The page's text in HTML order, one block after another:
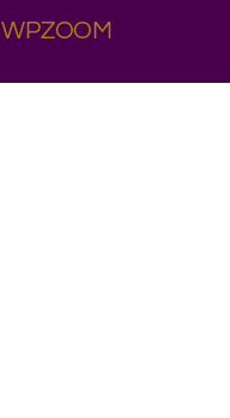
WPZOOM